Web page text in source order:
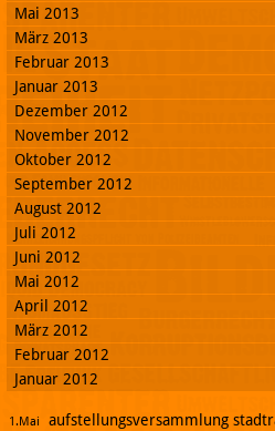
Mai 2013
März 2013
Februar 2013
Januar 2013
Dezember 2012
November 2012
Oktober 2012
September 2012
August 2012
Juli 2012
Juni 2012
Mai 2012
April 2012
März 2012
Februar 2012
Januar 2012
1.Mai aufstellungsversammlung